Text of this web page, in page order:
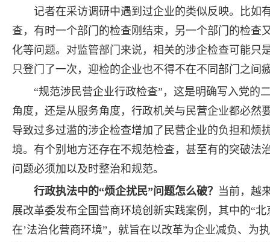
记者在采访调研中遇到过企业的类似反映。比如
查，有时一个部门的检查刚结束，另一个部门的检查
化等问题。对监管部门来说，相关的涉企检查可能只
只登门了一次，迎检的企业也不得不在不同部门之间
“规范涉民营企业行政检查”，这是明确写入党的
角度，还是从服务角度，行政机关与民营企业都必然
导致过多过滥的涉企检查增加了民营企业的负担和烦
境。有个别地方还存在不规范检查，甚至有的突破法
问题必须加以及时整治和规范。
行政执法中的“烦企扰民”问题怎么破？ 当前，越
展改革委发布全国营商环境创新实践案例，其中的“
在’法治化营商环境”，就旨在以改革为企业减负、为